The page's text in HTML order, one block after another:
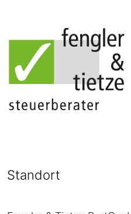
Standort